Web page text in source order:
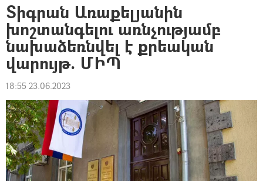
Տիգրան Առաքելյանին
խոշտանգելու առնչությամբ
նախաձեռնվել է քրեական
վարույթ. ՄԻՊ
18:55 23.06.2023